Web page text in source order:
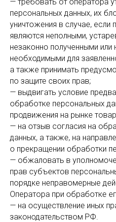
персональных данных, их
уничтожения в случае, если
являются неполными,
незаконно полученными или
необходимыми для
а также принимать
по защите своих прав;
— выдвигать условие
обработке персональных
продвижения на рынке
— на отзыв согласия на
данных, а также, на
о прекращении обработки
— обжаловать в
прав субъектов
порядке неправомерные
Оператора при обработке
— на осуществление иных
законодательством РФ.